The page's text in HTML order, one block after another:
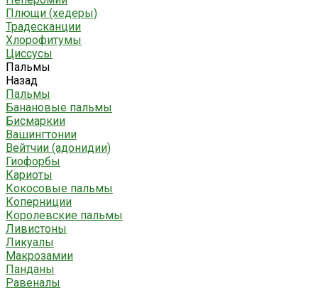
Плющи (хедеры)
Традесканции
Хлорофитумы
Циссусы
Пальмы
Назад
Пальмы
Банановые пальмы
Бисмаркии
Вашингтонии
Вейтчии (адонидии)
Гиофорбы
Кариоты
Кокосовые пальмы
Коперниции
Королевские пальмы
Ливистоны
Ликуалы
Макрозамии
Панданы
Равеналы